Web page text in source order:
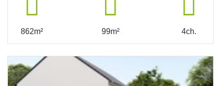
862m² 99m² 4ch.